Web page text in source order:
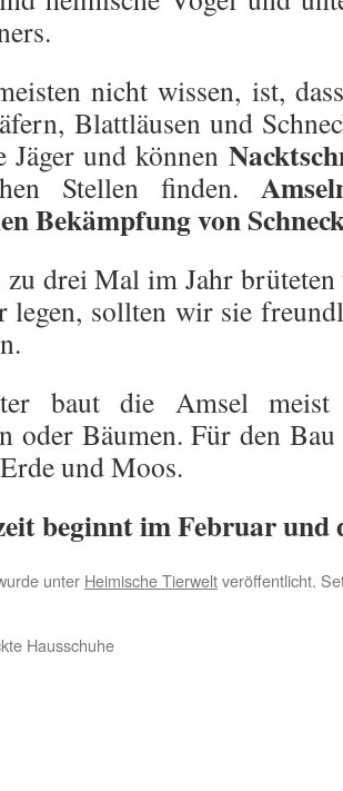
nicht wissen, ist,
Blattläusen und
Jäger und können
Stellen finden.
Bekämpfung von
zu drei Mal im Jahr
legen, sollten wir sie
baut die Amsel meist
oder Bäumen. Für den
und Moos.
beginnt im Februar und
unter Heimische Tierweltveröffentlicht.
Hausschuhe